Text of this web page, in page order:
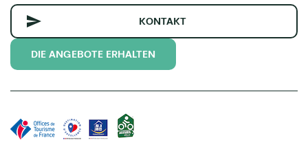
KONTAKT
DIE ANGEBOTE ERHALTEN